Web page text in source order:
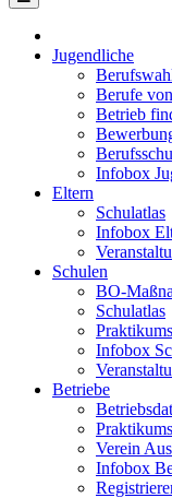
Main
navigation
Jugendliche
Berufe
Betrieb
Infobox
Eltern
Schulatlas
Infobox
Schulen
BO-
Schulatlas
Infobox
Betriebe
Verein
Infobox